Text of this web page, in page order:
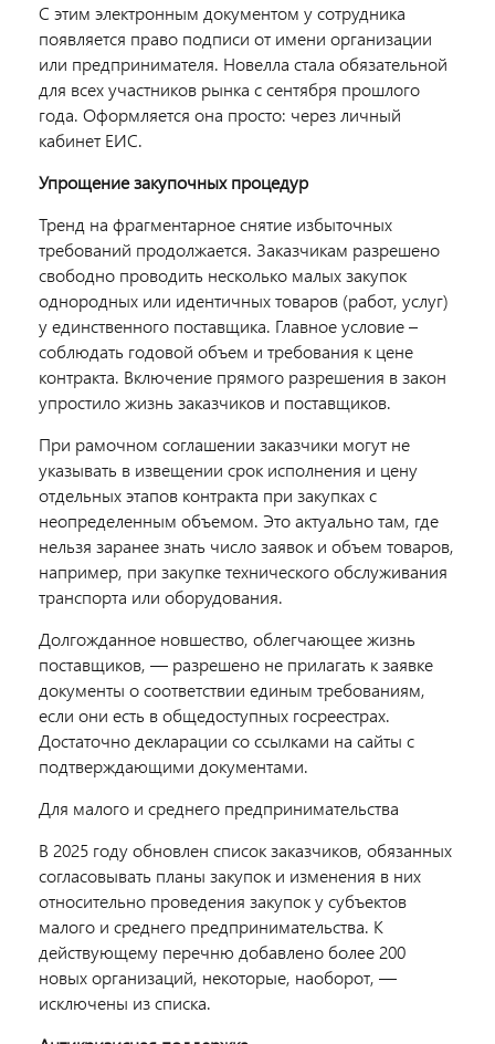
С этим электронным документом у сотрудника
появляется право подписи от имени организации
или предпринимателя. Новелла стала обязательной
для всех участников рынка с сентября прошлого
года. Оформляется она просто: через личный
кабинет ЕИС.
Упрощение закупочных процедур
Тренд на фрагментарное снятие избыточных
требований продолжается. Заказчикам разрешено
свободно проводить несколько малых закупок
однородных или идентичных товаров (работ, услуг)
у единственного поставщика. Главное условие –
соблюдать годовой объем и требования к цене
контракта. Включение прямого разрешения в закон
упростило жизнь заказчиков и поставщиков.
При рамочном соглашении заказчики могут не
указывать в извещении срок исполнения и цену
отдельных этапов контракта при закупках с
неопределенным объемом. Это актуально там, где
нельзя заранее знать число заявок и объем товаров,
например, при закупке технического обслуживания
транспорта или оборудования.
Долгожданное новшество, облегчающее жизнь
поставщиков, — разрешено не прилагать к заявке
документы о соответствии единым требованиям,
если они есть в общедоступных госреестрах.
Достаточно декларации со ссылками на сайты с
подтверждающими документами.
Для малого и среднего предпринимательства
В 2025 году обновлен список заказчиков, обязанных
согласовывать планы закупок и изменения в них
относительно проведения закупок у субъектов
малого и среднего предпринимательства. К
действующему перечню добавлено более 200
новых организаций, некоторые, наоборот, —
исключены из списка.